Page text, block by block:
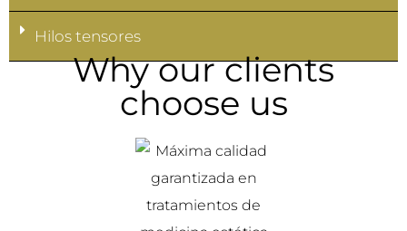
Hilos tensores
Why our clients
choose us